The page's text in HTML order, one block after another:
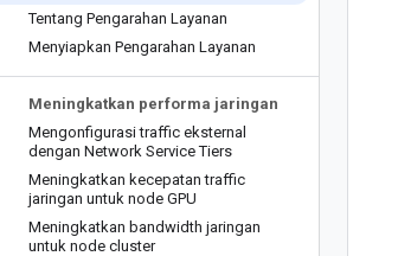
Tentang Pengarahan Layanan
Menyiapkan Pengarahan Layanan
Meningkatkan performa jaringan
Mengonfigurasi traffic eksternal
dengan Network Service Tiers
Meningkatkan kecepatan traffic
jaringan untuk node GPU
Meningkatkan bandwidth jaringan
untuk node cluster